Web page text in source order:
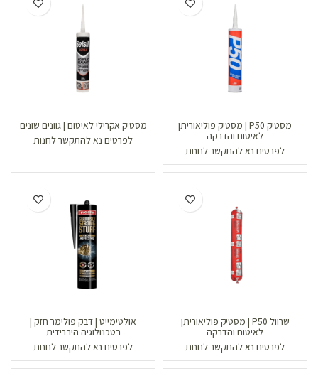
מסטיק P50 | מסטיק פוליאוריתן
לאיטום והדבקה
לפרטים נא להתקשר לחנות
מסטיק אקרילי לאיטום | גוונים שונים
לפרטים נא להתקשר לחנות
שרוול P50 | מסטיק פוליאוריתן
לאיטום והדבקה
לפרטים נא להתקשר לחנות
אולטימייט | דבק פולימר חזק |
בטכנולוגיה היברידית
לפרטים נא להתקשר לחנות